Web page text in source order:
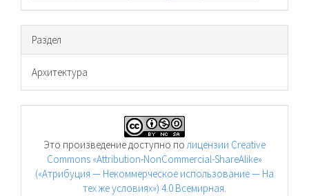
Раздел
Архитектура
Это произведение доступно полицензии Creative
Commons «Attribution-NonCommercial-ShareAlike»
(«Атрибуция — Некоммерческое использование — На
тех же условиях») 4.0 Всемирная.